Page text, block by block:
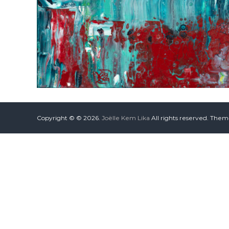
Copyright © © 2026. Joëlle Kem Lika All rights reserved.